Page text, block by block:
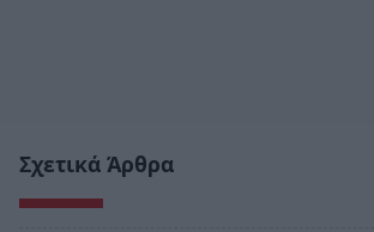
Σχετικά Άρθρα